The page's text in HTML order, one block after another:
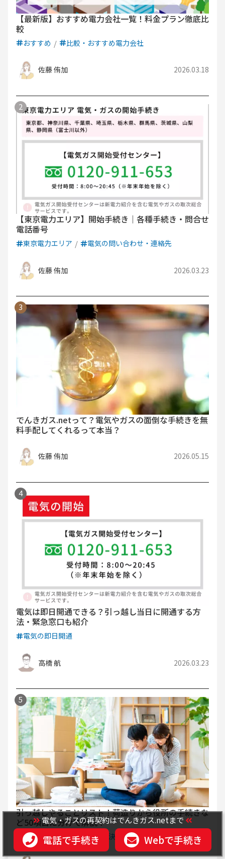
【最新版】おすすめ電力会社一覧！料金プラン徹底比
較
おすすめ 比較・おすすめ電力会社
佐藤 侑加 2026.03.18
【東京電力エリア】開始手続き｜各種手続き・問合せ
電話番号
東京電力エリア 電気の問い合わせ・連絡先
佐藤 侑加 2026.03.23
でんきガス.netって？電気やガスの面倒な手続きを無
料手配してくれるって本当？
佐藤 侑加 2026.05.15
電気は即日開通できる？引っ越し当日に開通する方
法・緊急窓口も紹介
電気の即日開通
高橋 航 2026.03.23
引っ越しやることリスト！荷造りから役所の手続きな
ど50項目に分けて解説！
お役立ち 引っ越し先が決まったら
電気・ガスの再契約はでんきガス.netまで
電話で手続き Webで手続き